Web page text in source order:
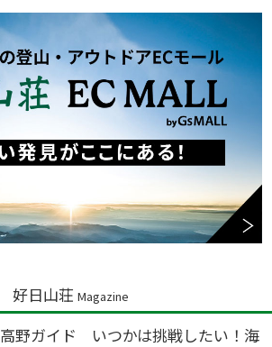
好日山荘 Magazine
高野ガイド いつかは挑戦したい！海